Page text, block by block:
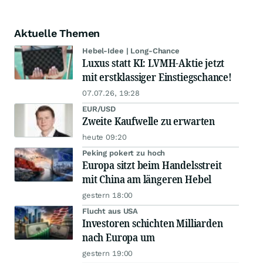
Aktuelle Themen
Hebel-Idee | Long-Chance
Luxus statt KI: LVMH-Aktie jetzt
mit erstklassiger Einstiegschance!
07.07.26, 19:28
EUR/USD
Zweite Kaufwelle zu erwarten
heute 09:20
Peking pokert zu hoch
Europa sitzt beim Handelsstreit
mit China am längeren Hebel
gestern 18:00
Flucht aus USA
Investoren schichten Milliarden
nach Europa um
gestern 19:00